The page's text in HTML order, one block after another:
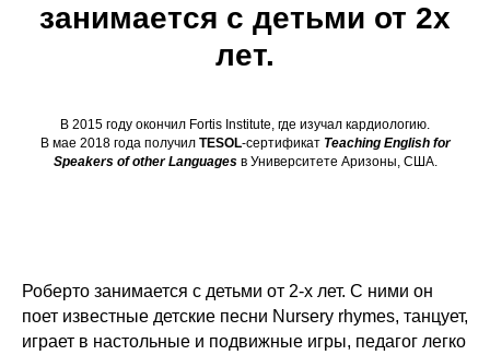
занимается с детьми от 2х
лет.
В 2015 году окончил Fortis Institute, где изучал кардиологию.
В мае 2018 года получил TESOL-сертификат Teaching English for
Speakers of other Languages в Университете Аризоны, США.
Роберто занимается с детьми от 2-х лет. С ними он
поет известные детские песни Nursery rhymes, танцует,
играет в настольные и подвижные игры, педагог легко